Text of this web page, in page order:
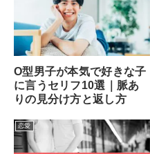
O型男子が本気で好きな子
に言うセリフ10選｜脈あ
りの見分け方と返し方
恋愛